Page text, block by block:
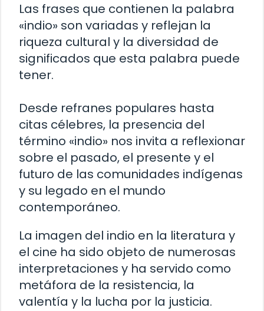
Las frases que contienen la palabra
«indio» son variadas y reflejan la
riqueza cultural y la diversidad de
significados que esta palabra puede
tener.
Desde refranes populares hasta
citas célebres, la presencia del
término «indio» nos invita a reflexionar
sobre el pasado, el presente y el
futuro de las comunidades indígenas
y su legado en el mundo
contemporáneo.
La imagen del indio en la literatura y
el cine ha sido objeto de numerosas
interpretaciones y ha servido como
metáfora de la resistencia, la
valentía y la lucha por la justicia.